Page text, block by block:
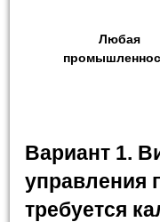
Любая
Вариант 1.
управления
требуется